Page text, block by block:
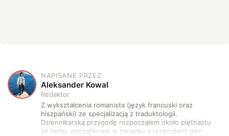
A
NAPISANE PRZEZ
Aleksander Kowal
Redaktor
Z wykształcenia romanista (język francuski oraz
hiszpański) ze specjalizacją z traduktologii.
Dziennikarską przygodę rozpocząłem około piętnastu
lat temu, początkowo w związku z recenzjami gier